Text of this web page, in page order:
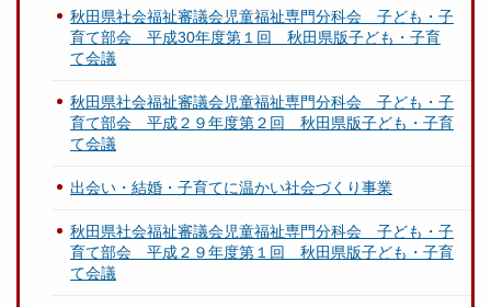
秋田県社会福祉審議会児童福祉専門分科会 子ども・子
育て部会 平成30年度第１回 秋田県版子ども・子育
て会議
秋田県社会福祉審議会児童福祉専門分科会 子ども・子
育て部会 平成２９年度第２回 秋田県版子ども・子育
て会議
出会い・結婚・子育てに温かい社会づくり事業
秋田県社会福祉審議会児童福祉専門分科会 子ども・子
育て部会 平成２９年度第１回 秋田県版子ども・子育
て会議